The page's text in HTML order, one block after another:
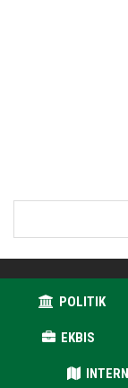
POLITIK
EKBIS